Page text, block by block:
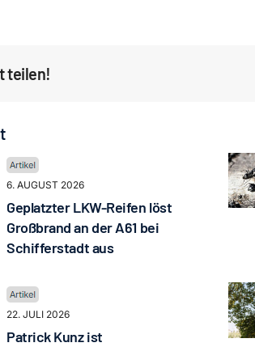
teilen!
6. AUGUST 2026
Geplatzter LKW-Reifen löst
Großbrand an der A61 bei
Schifferstadt aus
22. JULI 2026
Patrick Kunz ist